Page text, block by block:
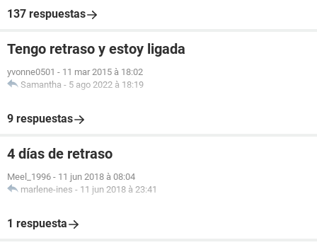
137 respuestas
Tengo retraso y estoy ligada
yvonne0501 - 11 mar 2015 à 18:02
Samantha - 5 ago 2022 à 18:19
9 respuestas
4 días de retraso
Meel_1996 - 11 jun 2018 à 08:04
marlene-ines - 11 jun 2018 à 23:41
1 respuesta